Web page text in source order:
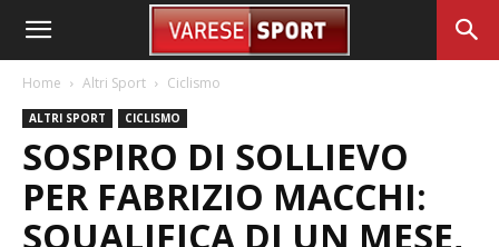
Home Altri Sport Ciclismo
ALTRI SPORT CICLISMO
SOSPIRO DI SOLLIEVO
PER FABRIZIO MACCHI:
SQUALIFICA DI UN MESE,